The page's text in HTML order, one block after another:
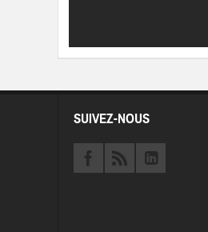
SUIVEZ-NOUS